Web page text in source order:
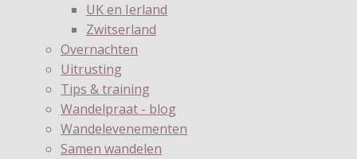
UK en Ierland
Zwitserland
Overnachten
Uitrusting
Tips & training
Wandelpraat - blog
Wandelevenementen
Samen wandelen